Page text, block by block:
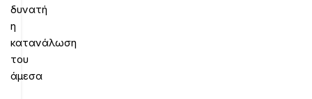
δυνατή
η
κατανάλωση
του
άμεσα